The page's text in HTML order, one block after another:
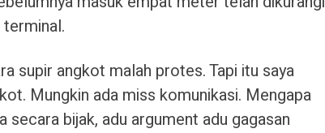
supir angkot malah protes. Tapi itu saya
Mungkin ada miss komunikasi. Mengapa
secara bijak, adu argument adu gagasan